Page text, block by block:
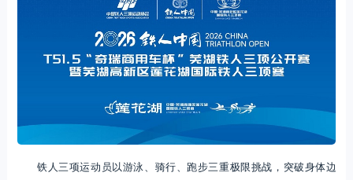
铁人三项运动员以游泳、骑行、跑步三重极限挑战，突破身体边